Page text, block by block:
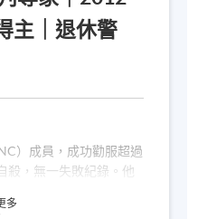
主｜退休警
）成員，成功勸服超過
殺，無一失敗紀錄。他
培訓，深受好評。劉Sir
多